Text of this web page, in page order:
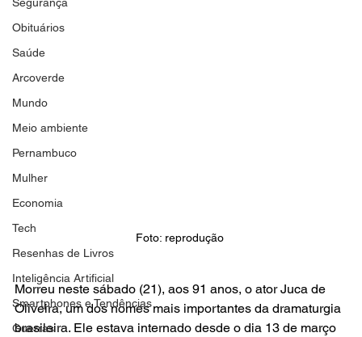
Obituários
Saúde
Arcoverde
Mundo
Meio ambiente
Pernambuco
Mulher
Economia
Tech
Resenhas de Livros
Inteligência Artificial
Smartphones e Tendências
Guerras
Foto: reprodução
Morreu neste sábado (21), aos 91 anos, o ator Juca de
Oliveira, um dos nomes mais importantes da dramaturgia
brasileira. Ele estava internado desde o dia 13 de março